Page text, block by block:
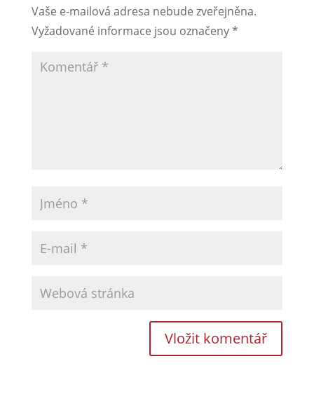
Vaše e-mailová adresa nebude zveřejněna.
Vyžadované informace jsou označeny*